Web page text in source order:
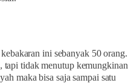
ini sebanyak 50
tapi tidak menutup
maka bisa saja sampai satu